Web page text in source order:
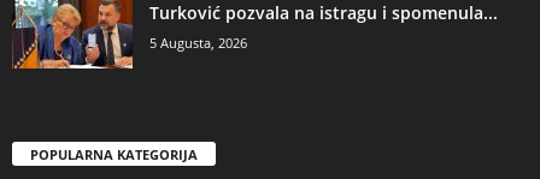
Turković pozvala na istragu i spomenula...
5 Augusta, 2026
POPULARNA KATEGORIJA